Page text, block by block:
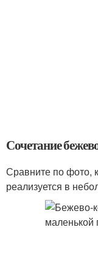
Сочетание
Сравните по фото,
реализуется в